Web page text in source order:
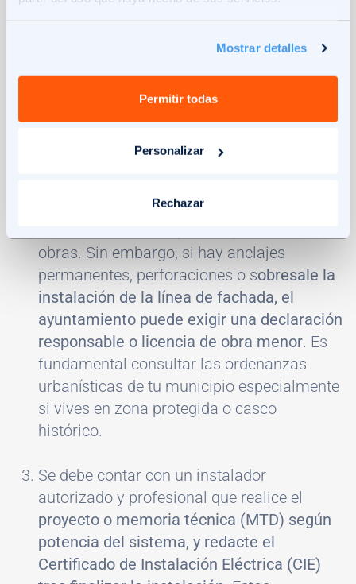
Mostrar detalles
Permitir todas
Personalizar
Rechazar
tu piso en España
Si la instalación afecta a elementos
comunes, como la fachada, barandillas, o
estructura, necesitas laaprobación de la
comunidad de vecinos
Si la instalación no requiere obras fijas,
obras. Sin embargo, si hay anclajes
permanentes, perforaciones o sobresale la
instalación de la línea de fachada, el
ayuntamiento puede exigir una declaración
responsable o licencia de obra menor. Es
fundamental consultar las ordenanzas
urbanísticas de tu municipio especialmente
si vives en zona protegida o casco
histórico.
Se debe contar con un instalador
autorizado y profesional que realice el
proyecto o memoria técnica (MTD) según
potencia del sistema, y redacte el
Certificado de Instalación Eléctrica (CIE)